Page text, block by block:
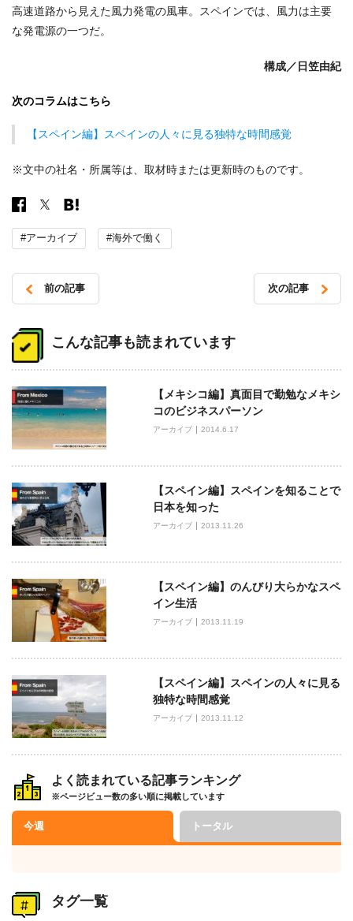
高速道路から見えた風力発電の風車。スペインでは、風力は主要
な発電源の一つだ。
構成／日笠由紀
次のコラムはこちら
【スペイン編】スペインの人々に見る独特な時間感覚
※文中の社名・所属等は、取材時または更新時のものです。
#アーカイブ #海外で働く
稿
ナ
ゲ
ー
シ
ョ
ン
前の記事 次の記事
こんな記事も読まれています
【メキシコ編】真面目で勤勉なメキシ
コのビジネスパーソン
アーカイブ 2014.6.17
【スペイン編】スペインを知ることで
日本を知った
アーカイブ 2013.11.26
【スペイン編】のんびり大らかなスペ
イン生活
アーカイブ 2013.11.19
【スペイン編】スペインの人々に見る
独特な時間感覚
アーカイブ 2013.11.12
よく読まれている記事ランキング
※ページビュー数の多い順に掲載しています
今週 トータル
タグ一覧